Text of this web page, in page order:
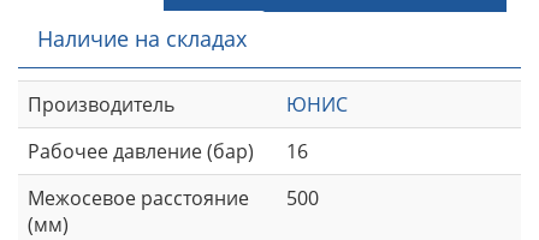
Наличие на складах
Производитель
ЮНИС
Рабочее давление (бар)
16
Межосевое расстояние
(мм)
500